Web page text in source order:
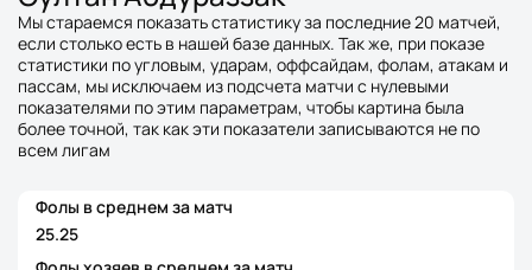
Мы стараемся показать статистику за последние 20 матчей,
если столько есть в нашей базе данных. Так же, при показе
статистики по угловым, ударам, оффсайдам, фолам, атакам и
пассам, мы исключаем из подсчета матчи с нулевыми
показателями по этим параметрам, чтобы картина была
более точной, так как эти показатели записываются не по
всем лигам
Фолы в среднем за матч
25.25